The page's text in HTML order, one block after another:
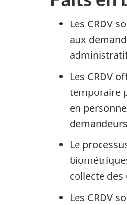
Les CRDV
aux
Les CRDV
temporaire
en
Le
collecte des
Les CRDV